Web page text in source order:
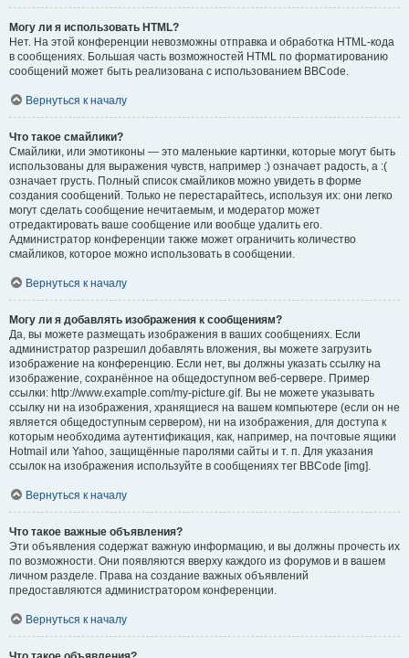
Могу ли я использовать HTML?
Нет. На этой конференции невозможны отправка и обработка HTML-кода
в сообщениях. Большая часть возможностей HTML по форматированию
сообщений может быть реализована с использованием BBCode.
Вернуться к началу
Что такое смайлики?
Смайлики, или эмотиконы — это маленькие картинки, которые могут быть
использованы для выражения чувств, например :) означает радость, а :(
означает грусть. Полный список смайликов можно увидеть в форме
создания сообщений. Только не перестарайтесь, используя их: они легко
могут сделать сообщение нечитаемым, и модератор может
отредактировать ваше сообщение или вообще удалить его.
Администратор конференции также может ограничить количество
смайликов, которое можно использовать в сообщении.
Вернуться к началу
Могу ли я добавлять изображения к сообщениям?
Да, вы можете размещать изображения в ваших сообщениях. Если
администратор разрешил добавлять вложения, вы можете загрузить
изображение на конференцию. Если нет, вы должны указать ссылку на
изображение, сохранённое на общедоступном веб-сервере. Пример
ссылки: http://www.example.com/my-picture.gif. Вы не можете указывать
ссылку ни на изображения, хранящиеся на вашем компьютере (если он не
является общедоступным сервером), ни на изображения, для доступа к
которым необходима аутентификация, как, например, на почтовые ящики
Hotmail или Yahoo, защищённые паролями сайты и т. п. Для указания
ссылок на изображения используйте в сообщениях тег BBCode [img].
Вернуться к началу
Что такое важные объявления?
Эти объявления содержат важную информацию, и вы должны прочесть их
по возможности. Они появляются вверху каждого из форумов и в вашем
личном разделе. Права на создание важных объявлений
предоставляются администратором конференции.
Вернуться к началу